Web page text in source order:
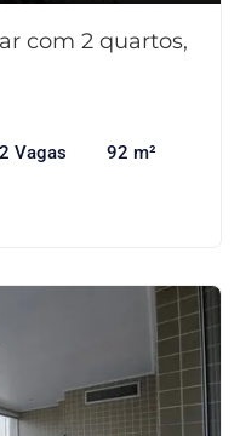
com 2 quartos,
2 Vagas 92 m²